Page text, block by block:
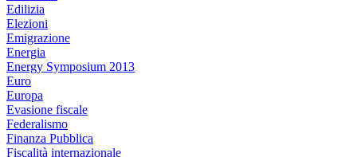
Edilizia
Elezioni
Emigrazione
Energia
Energy Symposium 2013
Euro
Europa
Evasione fiscale
Federalismo
Finanza Pubblica
Fiscalità internazionale